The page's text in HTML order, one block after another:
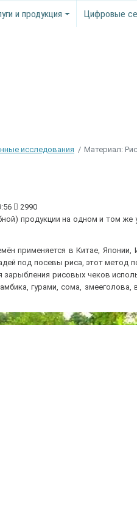
и продукция Цифровые
исследования Материал:
2990
продукции на одном и том же
применяется в Китае, Японии,
под посевы риса, этот метод
рисовых чеков
гурами, сома,